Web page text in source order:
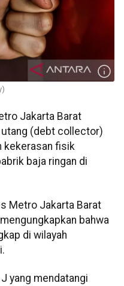
Jakarta Barat
(debt collector)
kekerasan fisik
baja ringan di
Metro Jakarta Barat
bahwa
di wilayah
yang mendatangi